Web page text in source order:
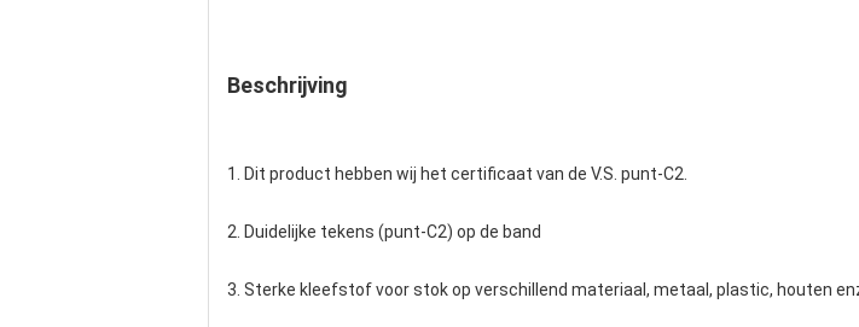
Beschrijving
1. Dit product hebben wij het certificaat van de V.S. punt-C2.
2. Duidelijke tekens (punt-C2) op de band
3. Sterke kleefstof voor stok op verschillend materiaal, metaal, plastic, houten